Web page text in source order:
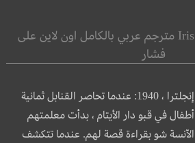
فلم Iris Warriors 2022 مترجم عربي بالكامل اون لاين على
فشار
إنجلترا ، 1940: عندما تحاصر القنابل ثمانية
أطفال في قبو دار الأيتام ، بدأت معلمتهم
الآنسة شو بقراءة قصة لهم. عندما تتكشف